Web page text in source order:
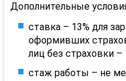
Дополнительные
ставка – 13% для
оформивших
лиц без страховки –
стаж работы – не